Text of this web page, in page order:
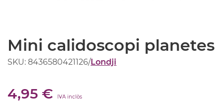
Mini calidoscopi planetes
SKU: 8436580421126/Londji
4,95 € IVA inclòs